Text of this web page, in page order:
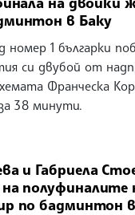
в Баку
1 българки
си двубой от
Франческа
38 минути.
и Габриела
полуфиналите
по бадминтон